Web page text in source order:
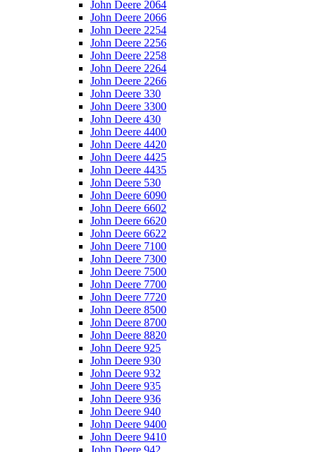
John Deere 2064
John Deere 2066
John Deere 2254
John Deere 2256
John Deere 2258
John Deere 2264
John Deere 2266
John Deere 330
John Deere 3300
John Deere 430
John Deere 4400
John Deere 4420
John Deere 4425
John Deere 4435
John Deere 530
John Deere 6090
John Deere 6602
John Deere 6620
John Deere 6622
John Deere 7100
John Deere 7300
John Deere 7500
John Deere 7700
John Deere 7720
John Deere 8500
John Deere 8700
John Deere 8820
John Deere 925
John Deere 930
John Deere 932
John Deere 935
John Deere 936
John Deere 940
John Deere 9400
John Deere 9410
John Deere 942